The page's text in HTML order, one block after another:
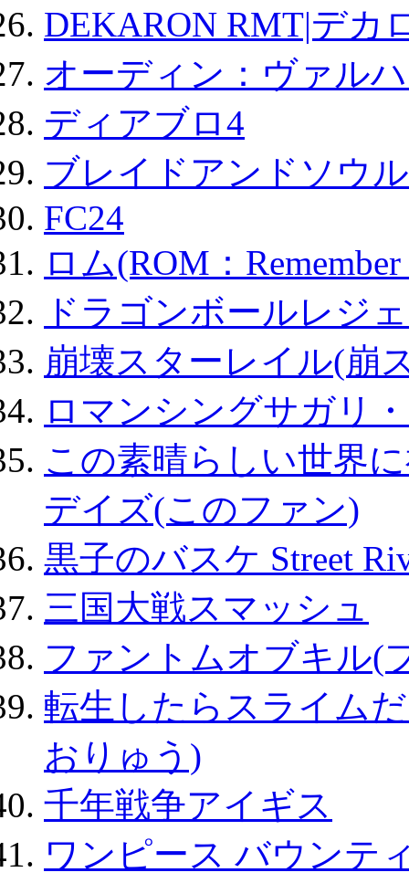
DEKARON RMT|デカ
オーディン：ヴァル
ディアブロ4
ブレイドアンドソウ
FC24
ロム(ROM：
ドラゴンボールレジ
崩壊スターレイル(崩
ロマンシングサガリ
この素晴らしい世界
デイズ(このファン)
黒子のバスケ Street
三国大戦スマッシュ
ファントムオブキル(
転生したらスライム
おりゅう)
千年戦争アイギス
ワンピース バウンテ